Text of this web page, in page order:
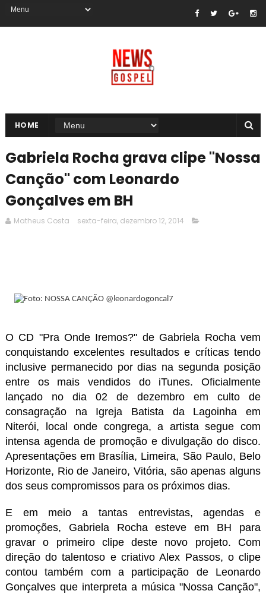
HOME
Gabriela Rocha grava clipe "Nossa
Canção" com Leonardo
Gonçalves em BH
Matheus Costa sexta-feira, dezembro 12, 2014
O CD "Pra Onde Iremos?" de Gabriela Rocha vem
conquistando excelentes resultados e críticas tendo
inclusive permanecido por dias na segunda posição
entre os mais vendidos do iTunes. Oficialmente
lançado no dia 02 de dezembro em culto de
consagração na Igreja Batista da Lagoinha em
Niterói, local onde congrega, a artista segue com
intensa agenda de promoção e divulgação do disco.
Apresentações em Brasília, Limeira, São Paulo, Belo
Horizonte, Rio de Janeiro, Vitória, são apenas alguns
dos seus compromissos para os próximos dias.
E em meio a tantas entrevistas, agendas e
promoções, Gabriela Rocha esteve em BH para
gravar o primeiro clipe deste novo projeto. Com
direção do talentoso e criativo Alex Passos, o clipe
contou também com a participação de Leonardo
Gonçalves que interpreta a música "Nossa Canção",